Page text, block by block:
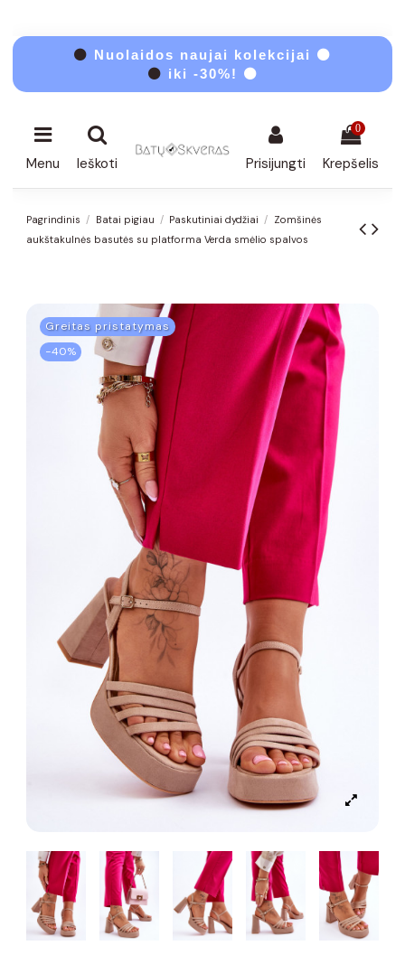
⚫ Nuolaidos naujai kolekcijai ⚫
⚫ iki -30%! ⚫
Menu Ieškoti Prisijungti
0
Krepšelis
Pagrindinis Batai pigiau Paskutiniai dydžiai
Zomšinės
aukštakulnės basutės su platforma Verda smėlio spalvos
Greitas pristatymas
−40%